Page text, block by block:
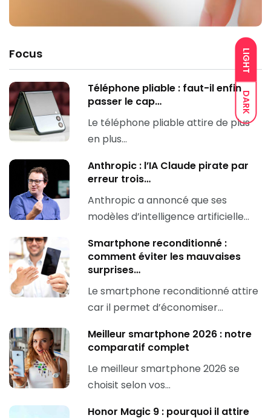
LIGHT
DARK
Focus
Téléphone pliable : faut-il enfin
passer le cap…
Le téléphone pliable attire de plus
en plus…
Anthropic : l’IA Claude pirate par
erreur trois…
Anthropic a annoncé que ses
modèles d’intelligence artificielle…
Smartphone reconditionné :
comment éviter les mauvaises
surprises…
Le smartphone reconditionné attire
car il permet d’économiser…
Meilleur smartphone 2026 : notre
comparatif complet
Le meilleur smartphone 2026 se
choisit selon vos…
Honor Magic 9 : pourquoi il attire